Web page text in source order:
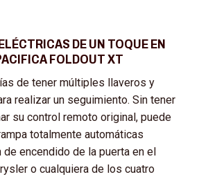
DE UN TOQUE EN
FOLDOUT XT
de tener múltiples llaveros y
realizar un seguimiento. Sin tener
su control remoto original, puede
totalmente automáticas
encendido de la puerta en el
o cualquiera de los cuatro